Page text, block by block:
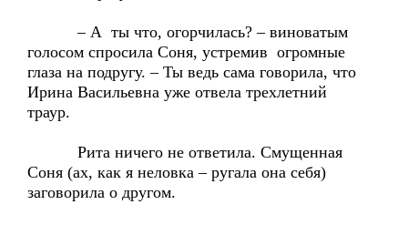
– А ты что, огорчилась? – виноватым
голосом спросила Соня, устремив огромные
глаза на подругу. – Ты ведь сама говорила, что
Ирина Васильевна уже отвела трехлетний
траур.
Рита ничего не ответила. Смущенная
Соня (ах, как я неловка – ругала она себя)
заговорила о другом.